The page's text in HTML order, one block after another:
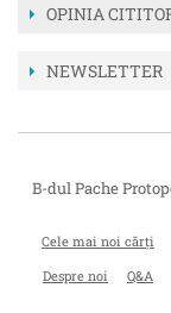
OPINIA
NEWSLETTER
B-dul Pache
Cele mai noi cărți
Despre noi
Q&A